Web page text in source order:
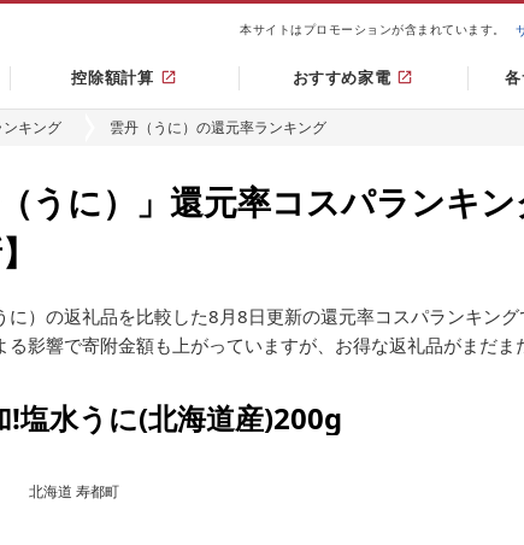
本サイトはプロモーションが含まれています。
控除額計算 おすすめ家電
キング 雲丹（うに）の還元率ランキング
うに）」還元率コスパランキ
）の返礼品を比較した8月8日更新の還元率コスパランキング
影響で寄附金額も上がっていますが、お得な返礼品がまだま
!塩水うに(北海道産)200g
北海道 寿都町